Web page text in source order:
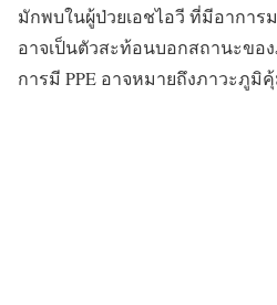
มักพบในผู้ป่วยเอชไอวี ที่มีอาการ
อาจเป็นตัวสะท้อนบอกสถานะขอ
การมี PPE อาจหมายถึงภาวะภูมิ